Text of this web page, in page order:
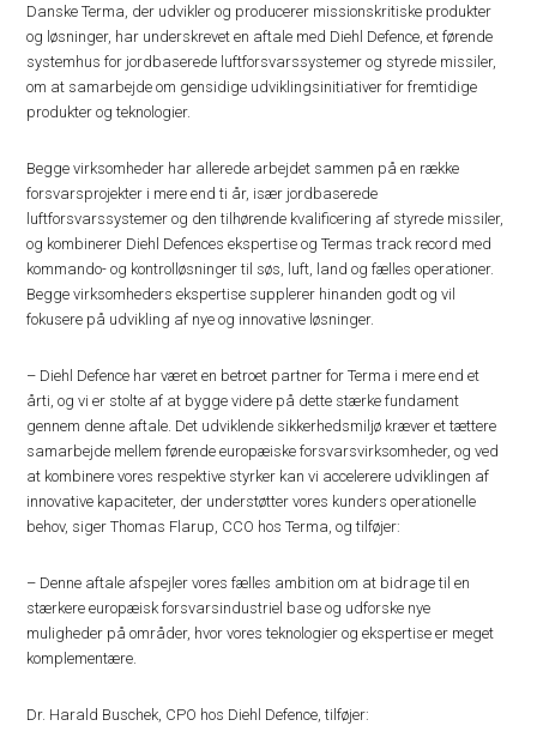
Danske Terma, der udvikler og producerer missionskritiske produkter
og løsninger, har underskrevet en aftale med Diehl Defence, et førende
systemhus for jordbaserede luftforsvarssystemer og styrede missiler,
om at samarbejde om gensidige udviklingsinitiativer for fremtidige
produkter og teknologier.
Begge virksomheder har allerede arbejdet sammen på en række
forsvarsprojekter i mere end ti år, især jordbaserede
luftforsvarssystemer og den tilhørende kvalificering af styrede missiler,
og kombinerer Diehl Defences ekspertise og Termas track record med
kommando- og kontrolløsninger til søs, luft, land og fælles operationer.
Begge virksomheders ekspertise supplerer hinanden godt og vil
fokusere på udvikling af nye og innovative løsninger.
– Diehl Defence har været en betroet partner for Terma i mere end et
årti, og vi er stolte af at bygge videre på dette stærke fundament
gennem denne aftale. Det udviklende sikkerhedsmiljø kræver et tættere
samarbejde mellem førende europæiske forsvarsvirksomheder, og ved
at kombinere vores respektive styrker kan vi accelerere udviklingen af ​​
innovative kapaciteter, der understøtter vores kunders operationelle
behov, siger Thomas Flarup, CCO hos Terma, og tilføjer:
– Denne aftale afspejler vores fælles ambition om at bidrage til en
stærkere europæisk forsvarsindustriel base og udforske nye
muligheder på områder, hvor vores teknologier og ekspertise er meget
komplementære.
Dr. Harald Buschek, CPO hos Diehl Defence, tilføjer: